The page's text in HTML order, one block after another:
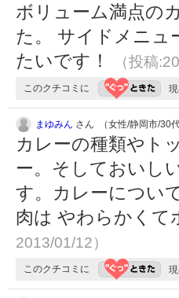
ボリューム満点の
た。 サイドメニ
たいです！
（投稿
このクチコミに 現
まゆみん さん （女性/静岡市/30代
カレーの種類やト
ー。そしておいし
す。カレーについ
肉は やわらかく
2013/01/12）
このクチコミに 現